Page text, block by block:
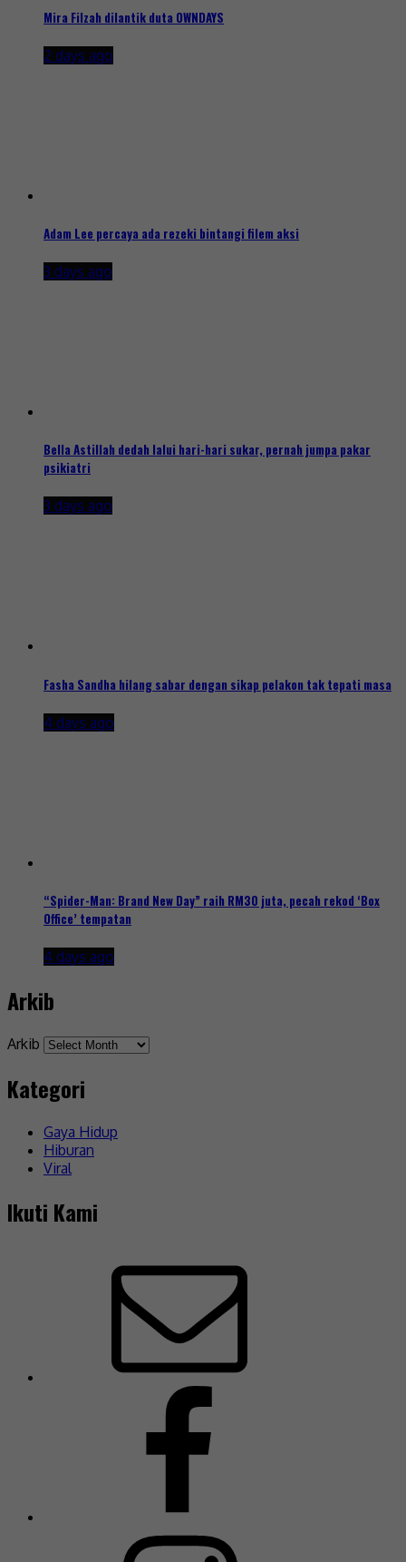
Mira Filzah dilantik duta OWNDAYS
2 days ago
Adam Lee percaya ada rezeki bintangi filem aksi
3 days ago
Bella Astillah dedah lalui hari-hari sukar, pernah jumpa pakar
psikiatri
3 days ago
Fasha Sandha hilang sabar dengan sikap pelakon tak tepati masa
4 days ago
“Spider-Man: Brand New Day” raih RM30 juta, pecah rekod ‘Box
Office’ tempatan
4 days ago
Arkib
Arkib
Kategori
Gaya Hidup
Hiburan
Viral
Ikuti Kami